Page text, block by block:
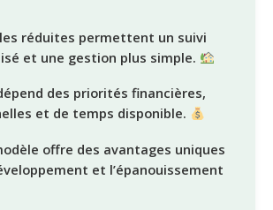
réduites permettent un suivi
et une gestion plus simple.
des priorités financières,
et de temps disponible.
offre des avantages uniques
et l’épanouissement